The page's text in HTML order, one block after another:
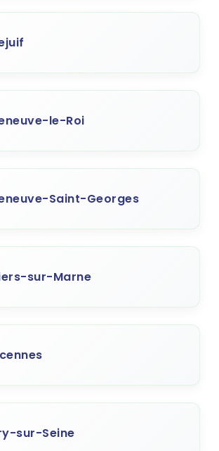
le-Roi
Saint-Georges
sur-Marne
sur-Seine